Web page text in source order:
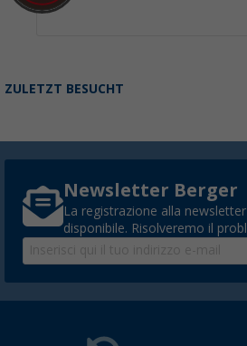
ZULETZT BESUCHT
Newsletter Berger
La registrazione alla
disponibile. Risolveremo il